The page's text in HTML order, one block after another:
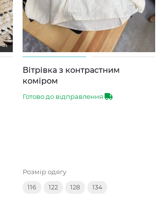
Вітрівка з контрастним
коміром
Готово до відправлення
Розмір одягу
116 122 128 134